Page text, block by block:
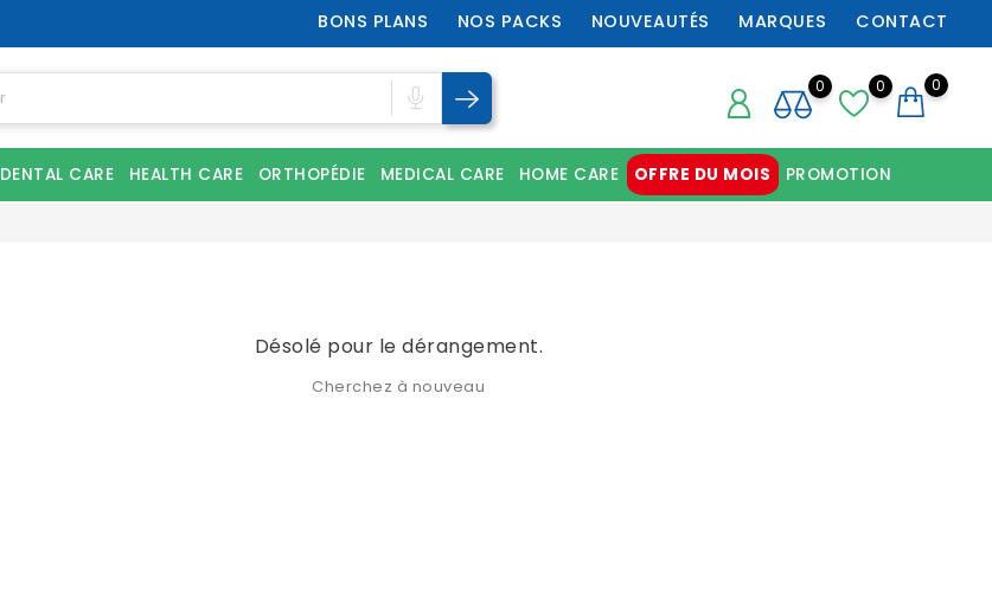
BONS PLANS NOS PACKS NOUVEAUTÉS MARQUES CONTACT
0
0
0
DENTAL CARE HEALTH CARE ORTHOPÉDIE MEDICAL CARE HOME CARE OFFRE DU MOIS PROMOTION
Désolé pour le dérangement.
Cherchez à nouveau